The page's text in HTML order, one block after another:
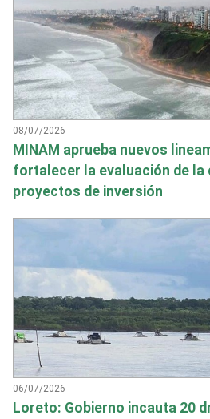
08/07/2026
MINAM aprueba nuevos
fortalecer la evaluación de la
proyectos de inversión
06/07/2026
Loreto: Gobierno incauta 20